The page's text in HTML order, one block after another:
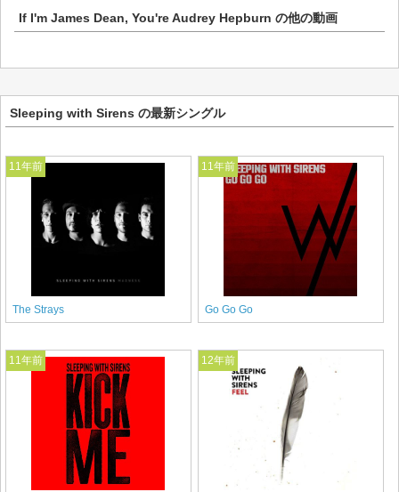
If I'm James Dean, You're Audrey Hepburn の他の動画
Sleeping with Sirens の最新シングル
11年前
The Strays
11年前
Go Go Go
11年前 12年前